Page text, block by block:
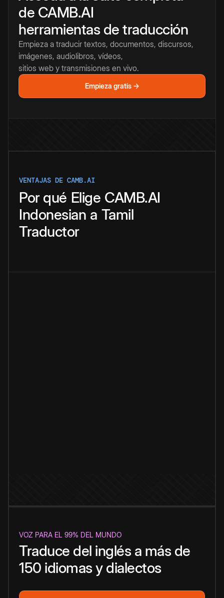
de CAMB.AI
herramientas de traducción
Empieza a traducir textos, documentos, discursos,
imágenes, audiolibros, vídeos,
sitios web y transmisiones en vivo.
Empieza gratis →
VENTAJAS DE CAMB.AI
Por qué Elige CAMB.AI
Indonesian a Tamil
Traductor
VOZ PARA EL 99% DEL MUNDO
Traduce del inglés a más de
150 idiomas y dialectos